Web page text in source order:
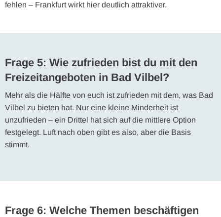
fehlen – Frankfurt wirkt hier deutlich attraktiver.
Frage 5: Wie zufrieden bist du mit den
Freizeitangeboten in Bad Vilbel?
Mehr als die Hälfte von euch ist zufrieden mit dem, was Bad
Vilbel zu bieten hat. Nur eine kleine Minderheit ist
unzufrieden – ein Drittel hat sich auf die mittlere Option
festgelegt. Luft nach oben gibt es also, aber die Basis
stimmt.
Frage 6: Welche Themen beschäftigen